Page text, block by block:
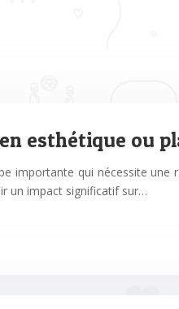
esthétique ou
importante qui nécessite
un impact significatif sur…